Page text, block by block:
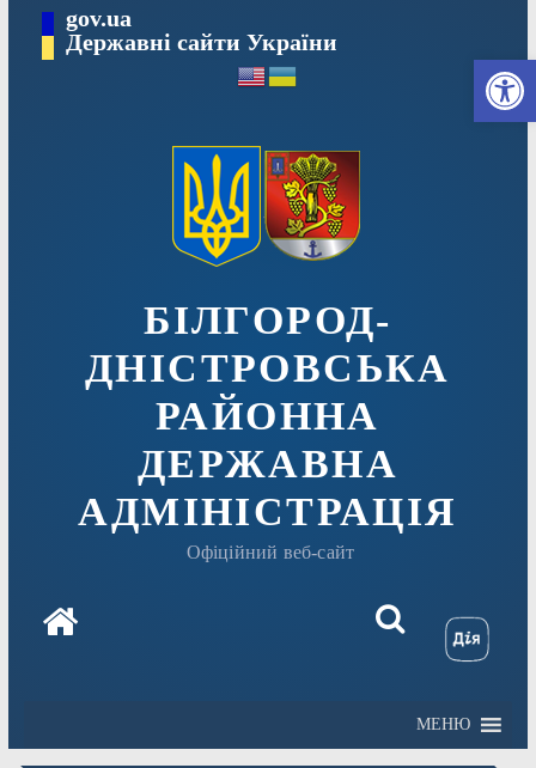
вмісту
gov.ua
Державні сайти України
БІЛГОРОД-
ДНІСТРОВСЬКА
РАЙОННА
ДЕРЖАВНА
АДМІНІСТРАЦІЯ
Офіційний веб-сайт
МЕНЮ